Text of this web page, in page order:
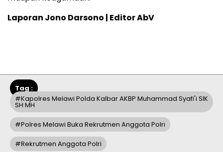
Laporan Jono Darsono | Editor AbV
Tag :
#Kapolres Melawi Polda Kalbar AKBP Muhammad Syafi'i SIK
SH MH
#Polres Melawi Buka Rekrutmen Anggota Polri
#rekrutmen Anggota Polri